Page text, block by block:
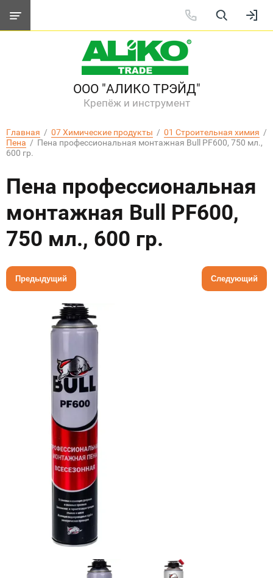
ООО "АЛИКО ТРЭЙД"
Крепёж и инструмент
Главная
  /
07 Химические продукты
  /
01 Строительная химия
Пена
  /  Пена профессиональная монтажная Bull PF600, 750 мл.,
600 гр.
Пена профессиональная
монтажная Bull PF600,
750 мл., 600 гр.
Предыдущий Следующий